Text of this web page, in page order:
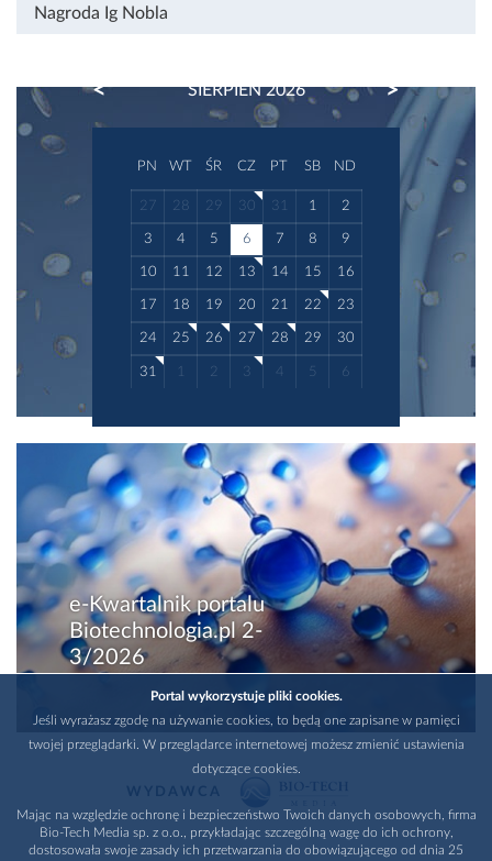
Nagroda Ig Nobla
SIERPIEŃ 2026
PREVIOUS NEXT
PN WT ŚR CZ PT SB ND
27 28 29 30 31 1 2
3 4 5 6 7 8 9
10 11 12 13 14 15 16
17 18 19 20 21 22 23
24 25 26 27 28 29 30
31 1 2 3 4 5 6
e-Kwartalnik portalu
Biotechnologia.pl 2-
3/2026
Portal wykorzystuje pliki cookies.
Jeśli wyrażasz zgodę na używanie cookies, to będą one zapisane w pamięci
twojej przeglądarki. W przeglądarce internetowej możesz zmienić ustawienia
dotyczące cookies.
Mając na względzie ochronę i bezpieczeństwo Twoich danych osobowych, firma
Bio-Tech Media sp. z o.o., przykładając szczególną wagę do ich ochrony,
dostosowała swoje zasady ich przetwarzania do obowiązującego od dnia 25